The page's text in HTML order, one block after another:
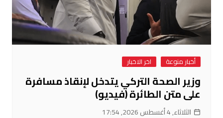
أخبار منوعة اخر الاخبار
وزير الصحة التركي يتدخل لإنقاذ مسافرة
على متن الطائرة (فيديو)
الثلاثاء, 4 أغسطس 2026, 17:54